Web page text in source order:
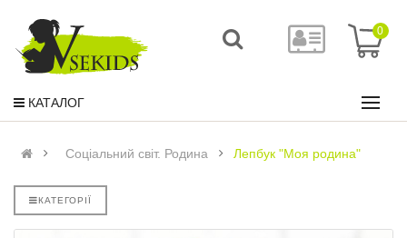
0
КАТАЛОГ
Соціальний світ. Родина Лепбук "Моя родина"
КАТЕГОРІЇ